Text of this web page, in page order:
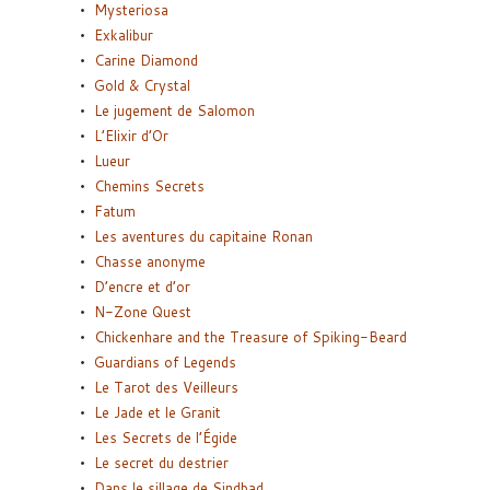
Mysteriosa
Exkalibur
Carine Diamond
Gold & Crystal
Le jugement de Salomon
L’Elixir d’Or
Lueur
Chemins Secrets
Fatum
Les aventures du capitaine Ronan
Chasse anonyme
D’encre et d’or
N-Zone Quest
Chickenhare and the Treasure of Spiking-Beard
Guardians of Legends
Le Tarot des Veilleurs
Le Jade et le Granit
Les Secrets de l’Égide
Le secret du destrier